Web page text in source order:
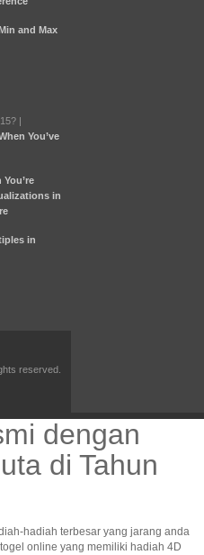
and Max
|
You’ve
in
in
reserved.
dengan
di Tahun
hadiah terbesar yang jarang anda
online yang memiliki hadiah 4D